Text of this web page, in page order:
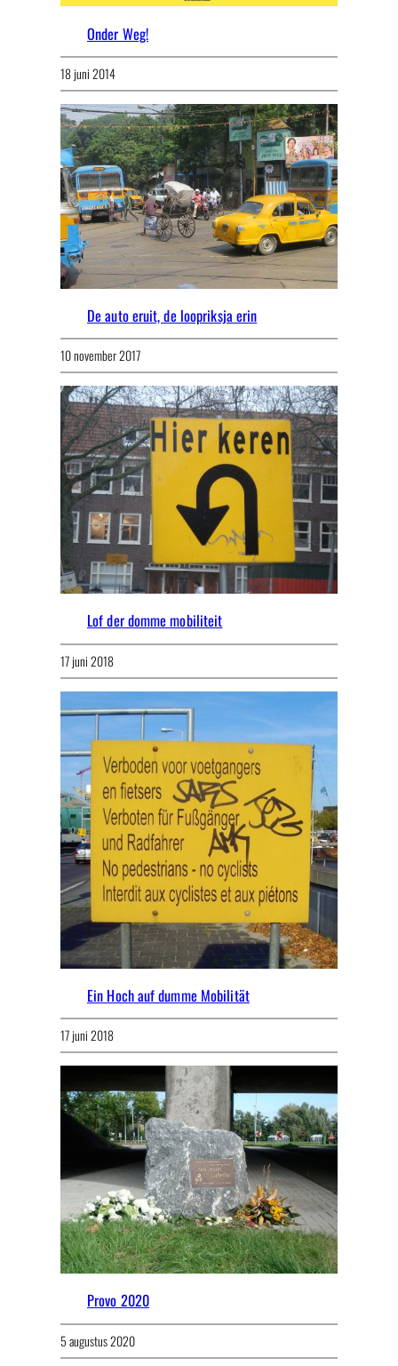
Onder Weg!
18 juni 2014
De auto eruit, de loopriksja erin
10 november 2017
Lof der domme mobiliteit
17 juni 2018
Ein Hoch auf dumme Mobilität
17 juni 2018
Provo 2020
5 augustus 2020